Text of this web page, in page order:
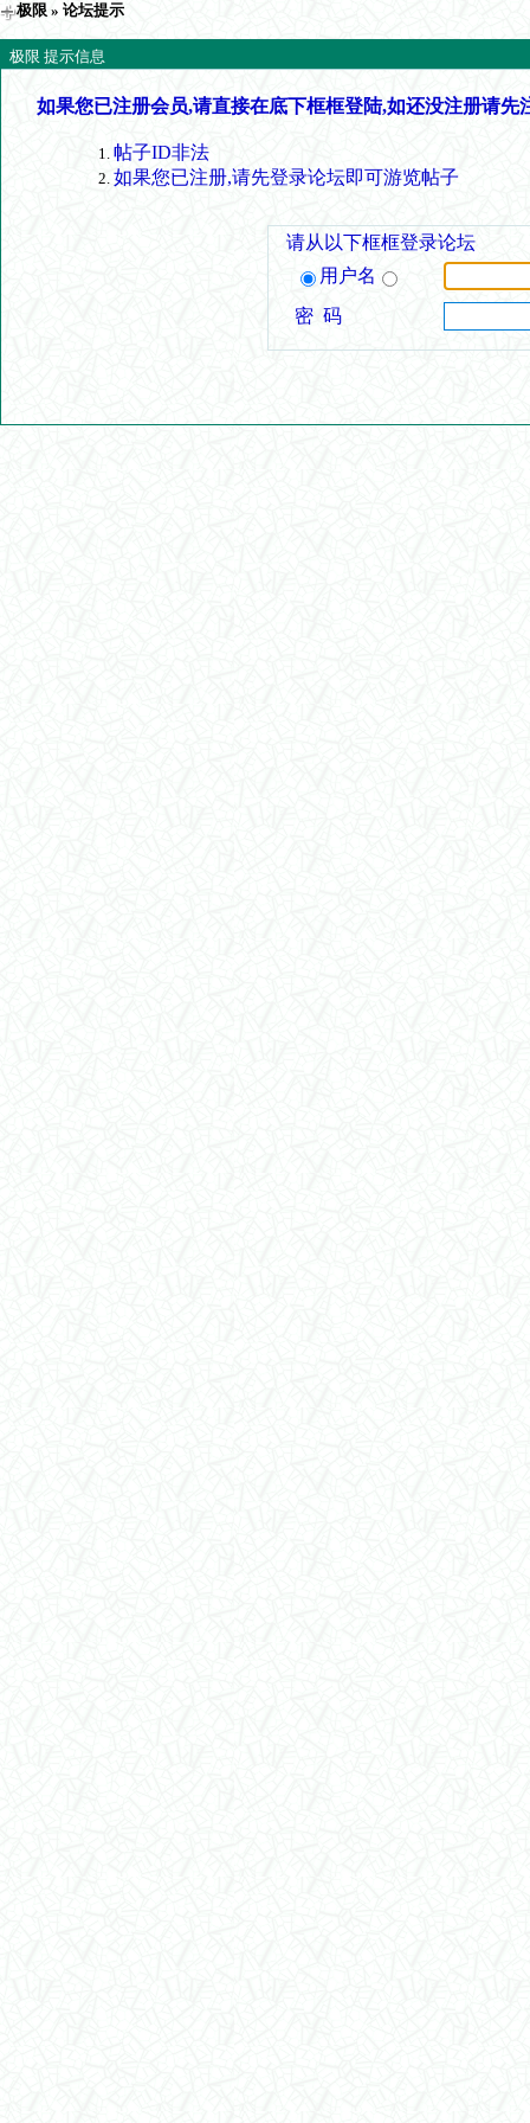
极限 » 论坛提示
极限 提示信息
如果您已注册会员,请直接在底下框框登陆,如还没注册请先
帖子ID非法
如果您已注册,请先登录论坛即可游览帖子
请从以下框框登录论坛
用户名
密 码